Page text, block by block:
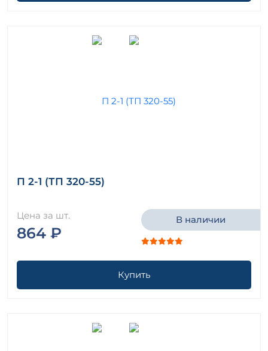
П 2-1 (ТП 320-55)
Цена за шт.
864 ₽
В наличии
Купить